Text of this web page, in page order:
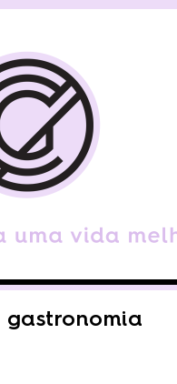
gastronomia